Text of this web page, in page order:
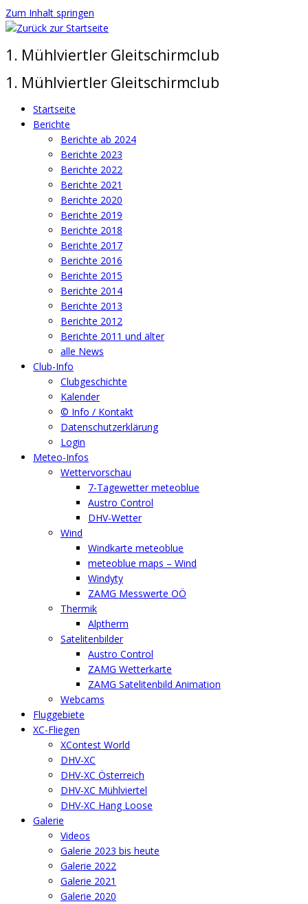
Zum Inhalt springen
1. Mühlviertler Gleitschirmclub
1. Mühlviertler Gleitschirmclub
Startseite
Berichte
Berichte ab 2024
Berichte 2023
Berichte 2022
Berichte 2021
Berichte 2020
Berichte 2019
Berichte 2018
Berichte 2017
Berichte 2016
Berichte 2015
Berichte 2014
Berichte 2013
Berichte 2012
Berichte 2011 und älter
alle News
Club-Info
Clubgeschichte
Kalender
© Info / Kontakt
Datenschutzerklärung
Login
Meteo-Infos
Wettervorschau
7-Tagewetter meteoblue
Austro Control
DHV-Wetter
Wind
Windkarte meteoblue
meteoblue maps – Wind
Windyty
ZAMG Messwerte OÖ
Thermik
Alptherm
Satelitenbilder
Austro Control
ZAMG Wetterkarte
ZAMG Satelitenbild Animation
Webcams
Fluggebiete
XC-Fliegen
XContest World
DHV-XC
DHV-XC Österreich
DHV-XC Mühlviertel
DHV-XC Hang Loose
Galerie
Videos
Galerie 2023 bis heute
Galerie 2022
Galerie 2021
Galerie 2020